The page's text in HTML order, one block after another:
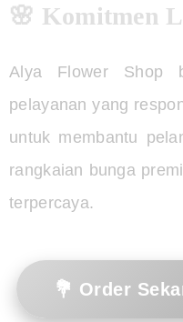
🌸 Komitmen
Alya Flower Shop
pelayanan yang
untuk membantu
rangkaian bunga
terpercaya.
💐 Order